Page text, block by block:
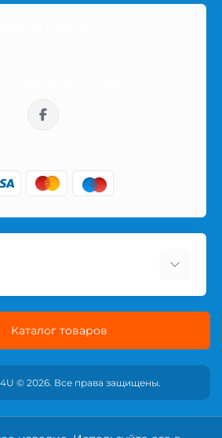
Каталог товаров
© 2026. Все права защищены.